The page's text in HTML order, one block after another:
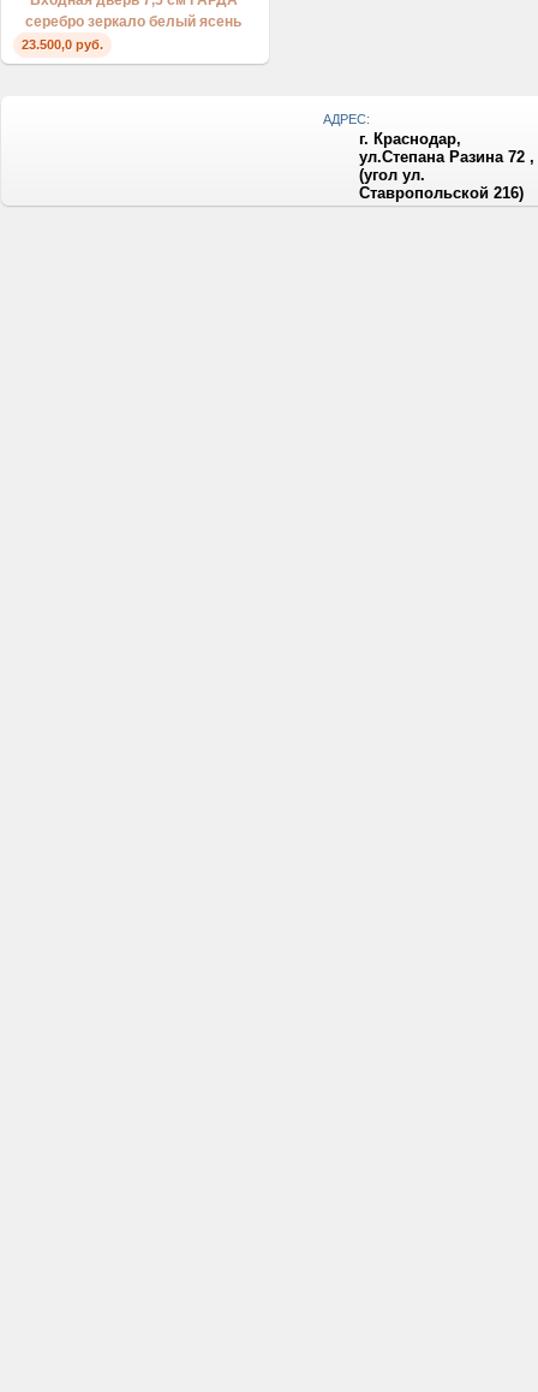
серебро зеркало белый ясень
23.500,0 руб.
АДРЕС:
г. Краснодар,
ул.Степана Разина 72 ,
(угол ул.
Ставропольской 216)